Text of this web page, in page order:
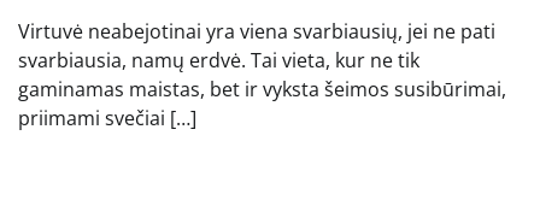
Virtuvė neabejotinai yra viena svarbiausių, jei ne pati
svarbiausia, namų erdvė. Tai vieta, kur ne tik
gaminamas maistas, bet ir vyksta šeimos susibūrimai,
priimami svečiai […]